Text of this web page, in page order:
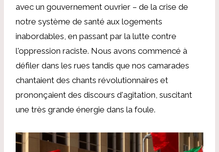
avec un gouvernement ouvrier – de la crise de
notre système de santé aux logements
inabordables, en passant par la lutte contre
l'oppression raciste. Nous avons commencé à
défiler dans les rues tandis que nos camarades
chantaient des chants révolutionnaires et
prononçaient des discours d'agitation, suscitant
une très grande énergie dans la foule.